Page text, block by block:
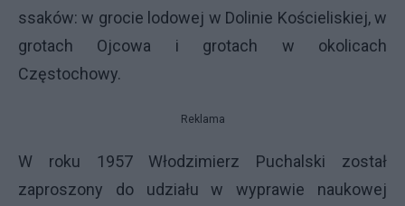
ssaków: w grocie lodowej w Dolinie Kościeliskiej, w
grotach Ojcowa i grotach w okolicach
Częstochowy.
Reklama
W roku 1957 Włodzimierz Puchalski został
zaproszony do udziału w wyprawie naukowej